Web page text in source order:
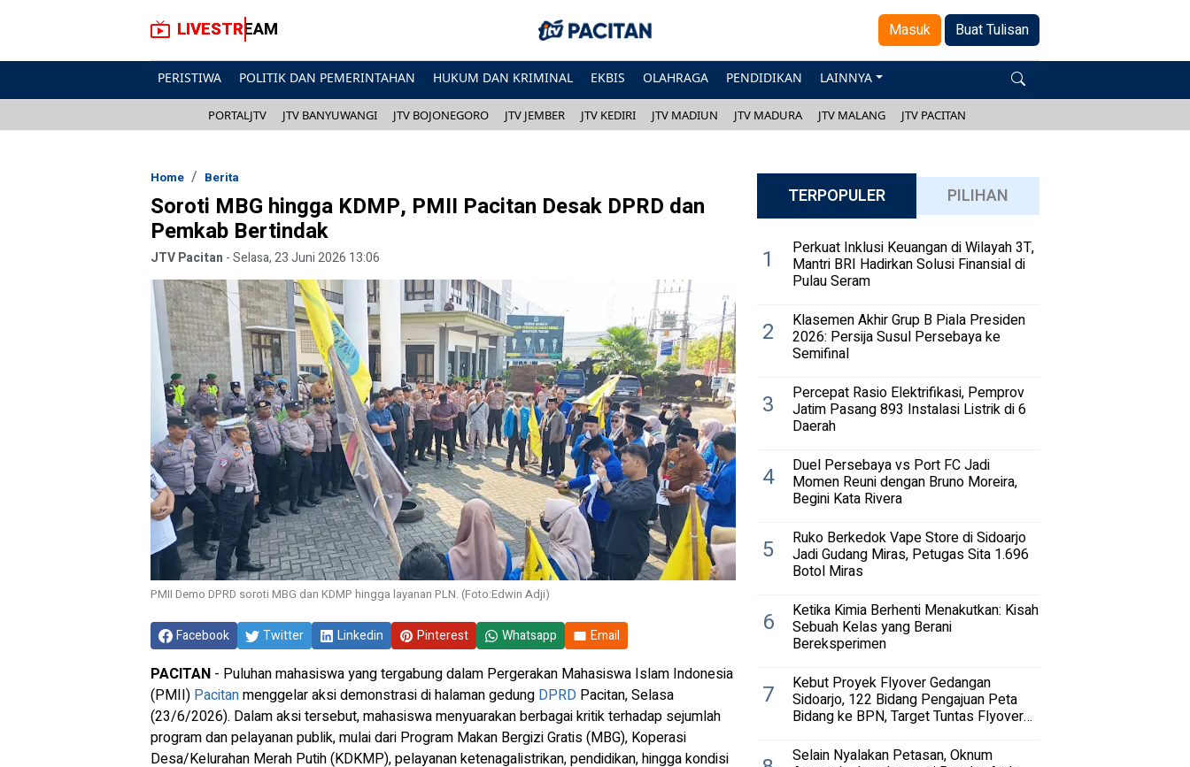
LIVESTREAM Masuk Buat Tulisan
PERISTIWA POLITIK DAN PEMERINTAHAN HUKUM DAN KRIMINAL EKBIS OLAHRAGA PENDIDIKAN LAINNYA
PORTALJTV JTV BANYUWANGI JTV BOJONEGORO JTV JEMBER JTV KEDIRI JTV MADIUN JTV MADURA JTV MALANG JTV PACITAN
Home Berita
Soroti MBG hingga KDMP, PMII Pacitan Desak DPRD dan
Pemkab Bertindak
JTV Pacitan -Selasa, 23 Juni 2026 13:06
PMII Demo DPRD soroti MBG dan KDMP hingga layanan PLN. (Foto:Edwin Adji)
Facebook Twitter Linkedin Pinterest Whatsapp Email
PACITAN - Puluhan mahasiswa yang tergabung dalam Pergerakan Mahasiswa Islam Indonesia
(PMII) Pacitanmenggelar aksi demonstrasi di halaman gedung DPRD Pacitan, Selasa
(23/6/2026). Dalam aksi tersebut, mahasiswa menyuarakan berbagai kritik terhadap sejumlah
program dan pelayanan publik, mulai dari Program Makan Bergizi Gratis (MBG), Koperasi
Desa/Kelurahan Merah Putih (KDKMP), pelayanan ketenagalistrikan, pendidikan, hingga kondisi
TERPOPULER PILIHAN
1 Perkuat Inklusi Keuangan di Wilayah 3T,
Mantri BRI Hadirkan Solusi Finansial di
Pulau Seram
2 Klasemen Akhir Grup B Piala Presiden
2026: Persija Susul Persebaya ke
Semifinal
3 Percepat Rasio Elektrifikasi, Pemprov
Jatim Pasang 893 Instalasi Listrik di 6
Daerah
4 Duel Persebaya vs Port FC Jadi
Momen Reuni dengan Bruno Moreira,
Begini Kata Rivera
5 Ruko Berkedok Vape Store di Sidoarjo
Jadi Gudang Miras, Petugas Sita 1.696
Botol Miras
6 Ketika Kimia Berhenti Menakutkan: Kisah
Sebuah Kelas yang Berani
Bereksperimen
7 Kebut Proyek Flyover Gedangan
Sidoarjo, 122 Bidang Pengajuan Peta
Bidang ke BPN, Target Tuntas Flyover
Selain Nyalakan Petasan, Oknum